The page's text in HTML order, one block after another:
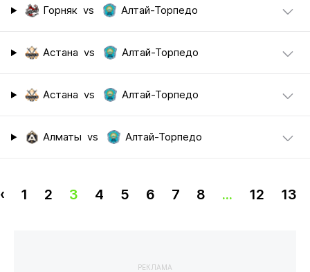
Горняк vs Алтай-Торпедо
Астана vs Алтай-Торпедо
Астана vs Алтай-Торпедо
Алматы vs Алтай-Торпедо
‹ 1 2 3 4 5 6 7 8 ... 12 13
РЕКЛАМА